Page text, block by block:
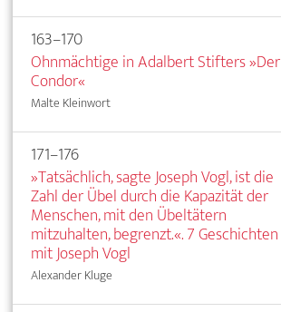
163–170
Ohnmächtige in Adalbert Stifters »Der
Condor«
Malte Kleinwort
171–176
»Tatsächlich, sagte Joseph Vogl, ist die
Zahl der Übel durch die Kapazität der
Menschen, mit den Übeltätern
mitzuhalten, begrenzt.«. 7 Geschichten
mit Joseph Vogl
Alexander Kluge